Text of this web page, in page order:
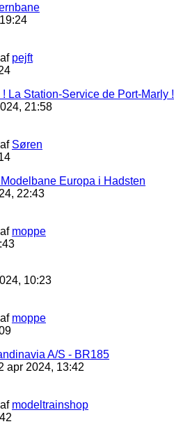
af pejft
La Station-Service de Port-Marly !
21:58
af Søren
Europa i Hadsten
22:43
af moppe
10:23
af moppe
A/S - BR185
apr 2024, 13:42
af modeltrainshop